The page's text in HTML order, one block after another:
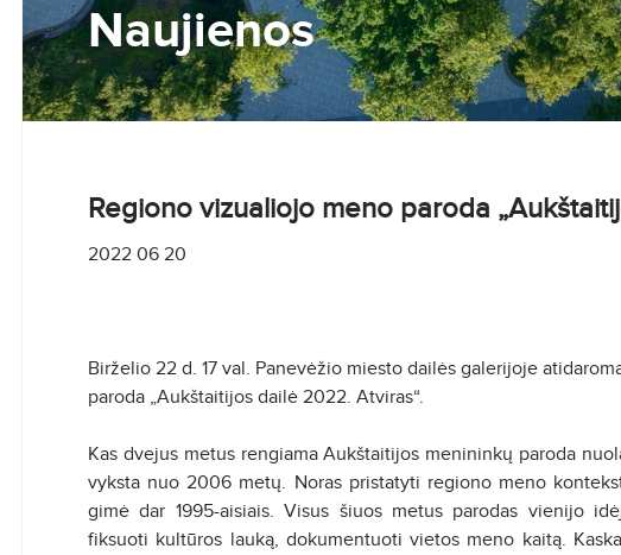
Naujienos
Regiono vizualiojo meno paroda
2022 06 20
Birželio 22 d. 17 val. Panevėžio miesto dailės galerijoje
paroda „Aukštaitijos dailė 2022. Atviras“.
Kas dvejus metus rengiama Aukštaitijos menininkų paroda
vyksta nuo 2006 metų. Noras pristatyti regiono meno
gimė dar 1995-aisiais. Visus šiuos metus parodas vienijo
fiksuoti kultūros lauką, dokumentuoti vietos meno kaitą.